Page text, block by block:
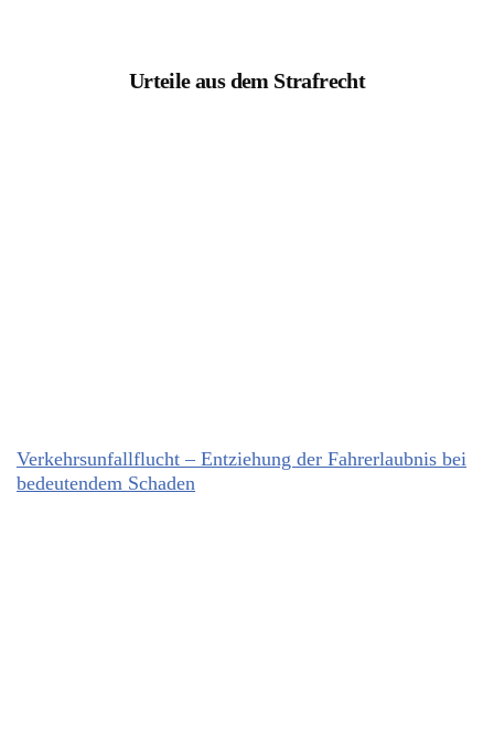
Urteile aus dem Strafrecht
Verkehrsunfallflucht – Entziehung der Fahrerlaubnis bei
bedeutendem Schaden